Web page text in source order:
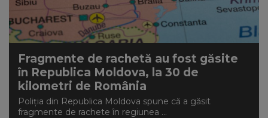
Fragmente de rachetă au fost găsite
în Republica Moldova, la 30 de
kilometri de România
Poliția din Republica Moldova spune că a găsit
fragmente de rachete în regiunea ...